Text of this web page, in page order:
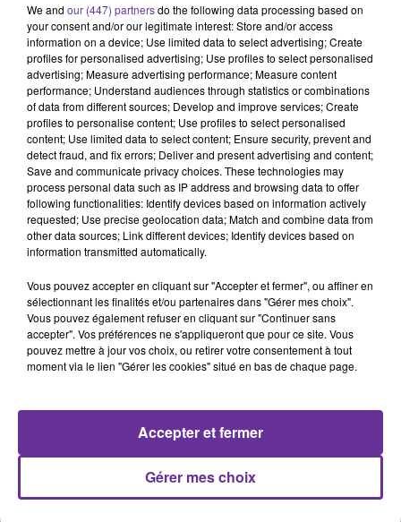
22 juillet 2022 - 19 min 16 sec
LE JOURNAL EN LANGUE ARABE DE LA MI-
JOURNEE DU 22/07/22
LB
JOURNAL EN LANGUE ARABE
الرئيس المصري يقوم بزيارة رسمية لفرنسا اليوم بدعوة من
نظيره الفرنسي
الجامعة العربية ستشارك في مراقبة الاستفتاء على الدستور
في تونس الاثنين
الامم المتحدة تدين الهجوم على منتجع سياحي في الداهوك
العراقية تتهم بغداد انقرة بالوقوف وراءه
غارات اسرائيلية على محيط العاصمة السورية وعسكريون
البنك المركزي الاوروبي يرفع الفائدة المصرفية للمرة الاولى
We and our (447) partnersdo the following data processing based on
your consent and/or our legitimate interest: Store and/or access
information on a device; Use limited data to select advertising; Create
profiles for personalised advertising; Use profiles to select personalised
advertising; Measure advertising performance; Measure content
performance; Understand audiences through statistics or combinations
of data from different sources; Develop and improve services; Create
profiles to personalise content; Use profiles to select personalised
content; Use limited data to select content; Ensure security, prevent and
detect fraud, and fix errors; Deliver and present advertising and content;
Save and communicate privacy choices. These technologies may
process personal data such as IP address and browsing data to offer
following functionalities: Identify devices based on information actively
requested; Use precise geolocation data; Match and combine data from
other data sources; Link different devices; Identify devices based on
information transmitted automatically.
Vous pouvez accepter en cliquant sur "Accepter et fermer", ou affiner en
sélectionnant les finalités et/ou partenaires dans "Gérer mes choix".
Vous pouvez également refuser en cliquant sur "Continuer sans
accepter". Vos préférences ne s'appliqueront que pour ce site. Vous
pouvez mettre à jour vos choix, ou retirer votre consentement à tout
moment via le lien "Gérer les cookies" situé en bas de chaque page.
Gérer mes choix
Accepter et fermer